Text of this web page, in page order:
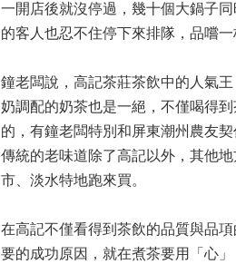
一開店後就沒停過，幾十個大鍋子
的客人也忍不住停下來排隊，品嚐一
鐘老闆說，高記茶莊茶飲中的人氣
奶調配的奶茶也是一絕，不僅喝得
的，有鐘老闆特別和屏東潮州農友
傳統的老味道除了高記以外，其他
市、淡水特地跑來買。
在高記不僅看得到茶飲的品質與品
要的成功原因，就在煮茶要用「心